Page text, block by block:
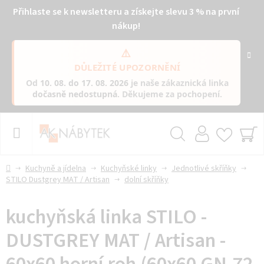
Přihlaste se k newsletteru a získejte slevu 3 % na první
nákup!
⚠️
DŮLEŽITÉ UPOZORNĚNÍ
Od 10. 08. do 17. 08. 2026 je naše zákaznická linka
dočasně nedostupná. Děkujeme za pochopení.
DomůKuchyně a jídelna Kuchyňské linky
Jednotlivé skříňky
STILO Dustgrey MAT / Artisan
dolní skříňky
kuchyňská linka STILO -
DUSTGREY MAT / Artisan -